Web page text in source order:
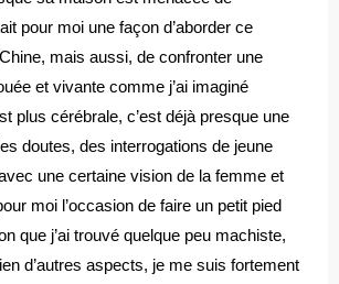
pour moi une façon d’aborder ce
mais aussi, de confronter une
et vivante comme j’ai imaginé
plus cérébrale, c’est déjà presque une
doutes, des interrogations de jeune
une certaine vision de la femme et
moi l’occasion de faire un petit pied
que j’ai trouvé quelque peu machiste,
d’autres aspects, je me suis fortement